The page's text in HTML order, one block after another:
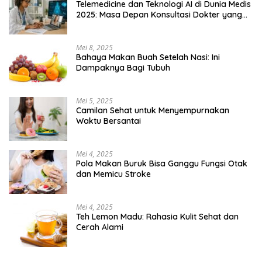
Telemedicine dan Teknologi AI di Dunia Medis
2025: Masa Depan Konsultasi Dokter yang
Mei 8, 2025
Bahaya Makan Buah Setelah Nasi: Ini
Dampaknya Bagi Tubuh
Mei 5, 2025
Camilan Sehat untuk Menyempurnakan
Waktu Bersantai
Mei 4, 2025
Pola Makan Buruk Bisa Ganggu Fungsi Otak
dan Memicu Stroke
Mei 4, 2025
Teh Lemon Madu: Rahasia Kulit Sehat dan
Cerah Alami